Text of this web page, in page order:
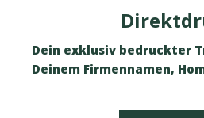
Dein exklusiv bedruckter
Deinem Firmennamen,